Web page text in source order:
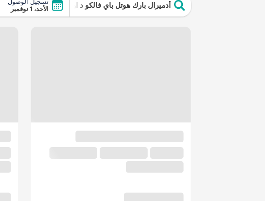
أدميرال بارك هوتل باي فالكو د اورو هوتلزتسجيل الوصول
الأحد، 1 نوفمبر